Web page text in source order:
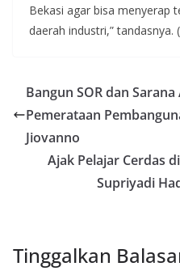
Bekasi agar bisa menyerap
daerah industri,” tandasnya. (
Bangun SOR dan
Pemerataan
Jiovanno
Ajak Pelajar Cerdas
Supriyadi
Tinggalkan